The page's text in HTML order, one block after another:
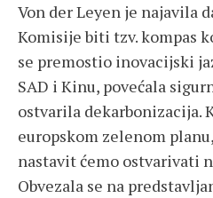
Von der Leyen je najavila
Komisije biti tzv. kompas
se premostio inovacijski
SAD i Kinu, povećala
ostvarila dekarbonizacija.
europskom zelenom
nastavit ćemo ostvarivati
Obvezala se na